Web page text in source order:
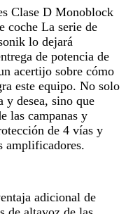
Clase D Monoblock
coche La serie de
lo dejará
de potencia de
acertijo sobre cómo
este equipo. No solo
y desea, sino que
las campanas y
de 4 vías y
amplificadores.
adicional de